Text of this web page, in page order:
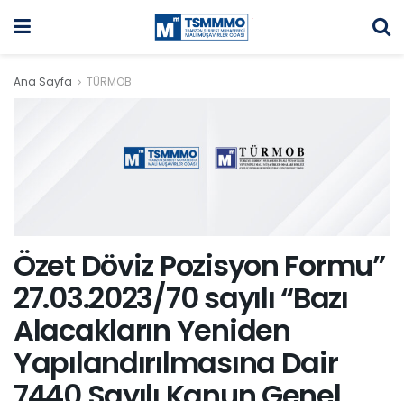
Ana Sayfa TÜRMOB
Özet Döviz Pozisyon Formu”
27.03.2023/70 sayılı “Bazı
Alacakların Yeniden
Yapılandırılmasına Dair